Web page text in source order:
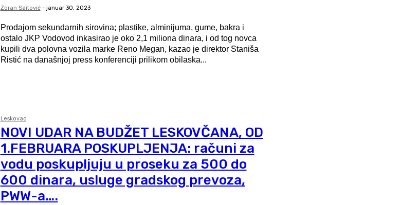
Zoran Saitović - januar 30, 2023
Prodajom sekundarnih sirovina; plastike, alminijuma, gume, bakra i
ostalo JKP Vodovod inkasirao je oko 2,1 miliona dinara, i od tog novca
kupili dva polovna vozila marke Reno Megan, kazao je direktor Staniša
Ristić na današnjoj press konferenciji prilikom obilaska...
Leskovac
NOVI UDAR NA BUDŽET LESKOVČANA, OD
1.FEBRUARA POSKUPLJENJA: računi za
vodu poskupljuju u proseku za 500 do
600 dinara, usluge gradskog prevoza,
PWW-a….